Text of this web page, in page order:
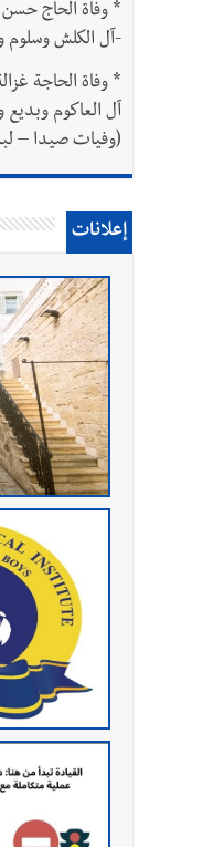
*
-آل الكلش وسلوم
*
آل العاكوم
(وفيات صيدا –
إعلانات